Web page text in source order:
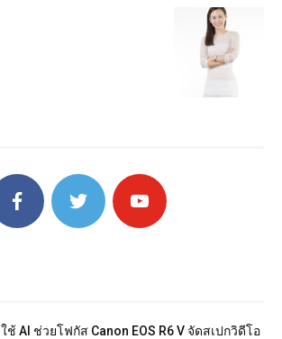
ใช้ AI ช่วยโฟกัส Canon EOS R6 V จัดสเปกวิดีโอ